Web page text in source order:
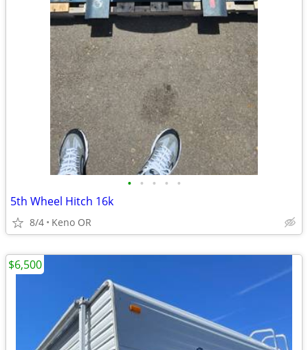
• • • • •
5th Wheel Hitch 16k
8/4 Keno OR
$6,500